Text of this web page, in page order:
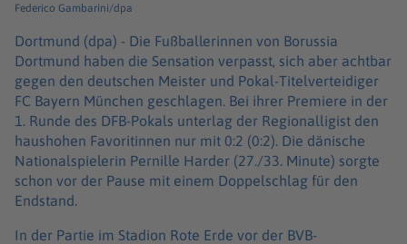
Federico Gambarini/dpa
Dortmund (dpa) - Die Fußballerinnen von Borussia
Dortmund haben die Sensation verpasst, sich aber achtbar
gegen den deutschen Meister und Pokal-Titelverteidiger
FC Bayern München geschlagen. Bei ihrer Premiere in der
1. Runde des DFB-Pokals unterlag der Regionalligist den
haushohen Favoritinnen nur mit 0:2 (0:2). Die dänische
Nationalspielerin Pernille Harder (27./33. Minute) sorgte
schon vor der Pause mit einem Doppelschlag für den
Endstand.
In der Partie im Stadion Rote Erde vor der BVB-